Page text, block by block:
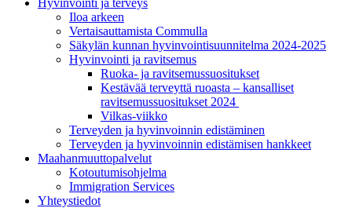
Hyvinvointi ja terveys
Iloa arkeen
Vertaisauttamista Commulla
Säkylän kunnan hyvinvointisuunnitelma 2024-2025
Hyvinvointi ja ravitsemus
Ruoka- ja ravitsemussuositukset
Kestävää terveyttä ruoasta – kansalliset
ravitsemussuositukset 2024
Vilkas-viikko
Terveyden ja hyvinvoinnin edistäminen
Terveyden ja hyvinvoinnin edistämisen hankkeet
Maahanmuuttopalvelut
Kotoutumisohjelma
Immigration Services
Yhteystiedot